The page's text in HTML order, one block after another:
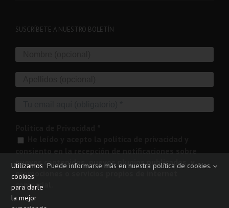
SUSCRÍBETE A NUESTRO BOLETÍN
consiento en la recepción de notificaciones sobre
nuevos contenidos, nuevos plugins publicados, y
promociones o servicios propios de internet
comercial.
Utilizamos
cookies
para darle
la mejor
Puede informarse más en nuestra política de cookies.